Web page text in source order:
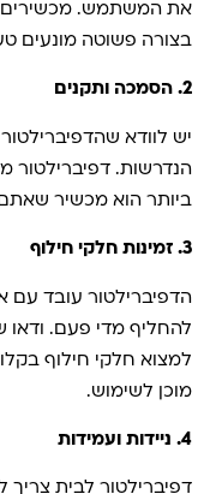
את המשתמש. מכשירים
בצורה פשוטה מונעים
2. הסמכה ותקנים
יש לוודא
הנדרשות. דפיברילטור
ביותר הוא מכשיר שאתם
3. זמינות חלקי חילוף
הדפיברילטור עובד עם
להחליף מדי פעם.
למצוא חלקי חילוף
מוכן לשימוש.
4. ניידות ועמידות
דפיברילטור לבית צריך